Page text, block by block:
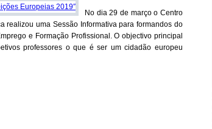
No dia 29 de março o Centro
realizou uma Sessão Informativa para formandos do
e Formação Profissional. O objectivo principal
professores o que é ser um cidadão europeu